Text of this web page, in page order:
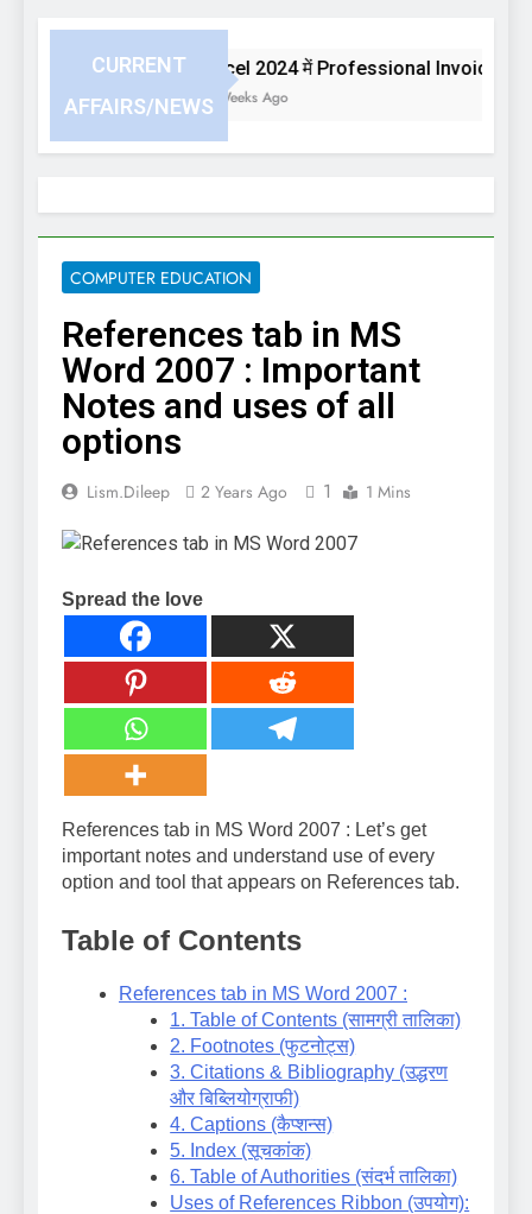
CURRENT
AFFAIRS/NEWS
Excel 2024 में Professional Invoice या
3 Weeks Ago
COMPUTER EDUCATION
References tab in MS
Word 2007 : Important
Notes and uses of all
options
Lism.dileep 2 Years Ago 1 1 Mins
Spread the love
References tab in MS Word 2007 : Let’s get
important notes and understand use of every
option and tool that appears on References tab.
Table of Contents
References tab in MS Word 2007 :
1. Table of Contents (सामग्री तालिका)
2. Footnotes (फुटनोट्स)
3. Citations & Bibliography (उद्धरण
और बिब्लियोग्राफी)
4. Captions (कैप्शन्स)
5. Index (सूचकांक)
6. Table of Authorities (संदर्भ तालिका)
Uses of References Ribbon (उपयोग):